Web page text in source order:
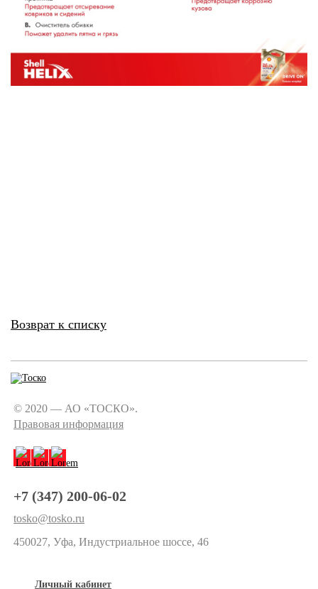
Возврат к списку
© 2020 — АО «ТОСКО».
Правовая информация
+7 (347) 200-06-02
tosko@tosko.ru
450027, Уфа, Индустриальное шоссе, 46
Личный кабинет